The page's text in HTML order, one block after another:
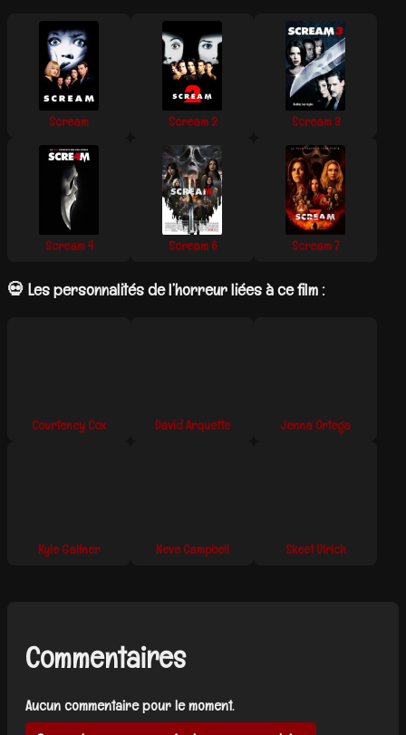
Scream Scream 2 Scream 3
Scream 4 Scream 6 Scream 7
💀 Les personnalités de l’horreur liées à ce film :
Courteney Cox David Arquette Jenna Ortega
Kyle Gallner Neve Campbell Skeet Ulrich
Commentaires
Aucun commentaire pour le moment.